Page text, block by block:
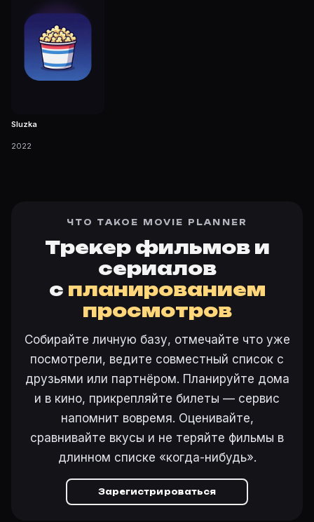
Sluzka
2022
ЧТО ТАКОЕ MOVIE PLANNER
Трекер фильмов и
сериалов
с планированием
просмотров
Собирайте личную базу, отмечайте что уже
посмотрели, ведите совместный список с
друзьями или партнёром. Планируйте дома
и в кино, прикрепляйте билеты — сервис
напомнит вовремя. Оценивайте,
сравнивайте вкусы и не теряйте фильмы в
длинном списке «когда-нибудь».
Зарегистрироваться